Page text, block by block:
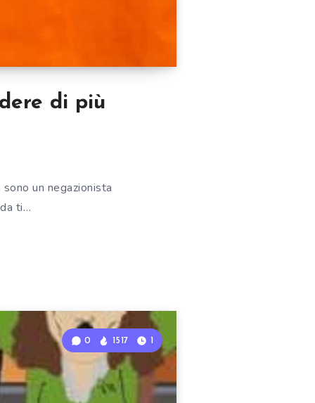
di più
un negazionista
ti…
0 1517 1